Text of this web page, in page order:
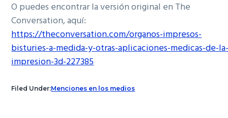
O puedes encontrar la versión original en The
Conversation, aquí:
https://theconversation.com/organos-impresos-
bisturies-a-medida-y-otras-aplicaciones-medicas-de-
impresion-3d-227385
Filed Under:Menciones en los medios